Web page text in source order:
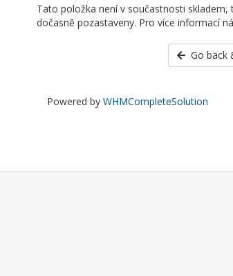
Tato položka není v součastnosti
dočasně pozastaveny. Pro více informací
Go back
Powered by WHMCompleteSolution